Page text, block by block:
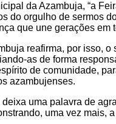
da Azambuja, “a
do orgulho de sermos
que une gerações em
reafirma, por isso,
as de forma
de comunidade,
azambujenses.
deixa uma palavra de
uma vez mais,